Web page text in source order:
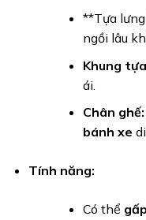
**Tựa
ngồi lâu
Khung
ái.
Chân ghế:
bánh xe
Tính năng:
Có thể